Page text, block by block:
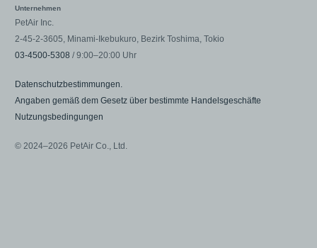
Unternehmen
PetAir Inc.
2-45-2-3605, Minami-Ikebukuro, Bezirk Toshima, Tokio
03-4500-5308 / 9:00–20:00 Uhr
Datenschutzbestimmungen.
Angaben gemäß dem Gesetz über bestimmte Handelsgeschäfte
Nutzungsbedingungen
© 2024–2026 PetAir Co., Ltd.